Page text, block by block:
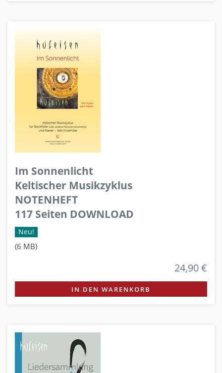
Im Sonnenlicht
Keltischer Musikzyklus
NOTENHEFT
117 Seiten DOWNLOAD
Neu!
(6 MB)
24,90 €
IN DEN WARENKORB